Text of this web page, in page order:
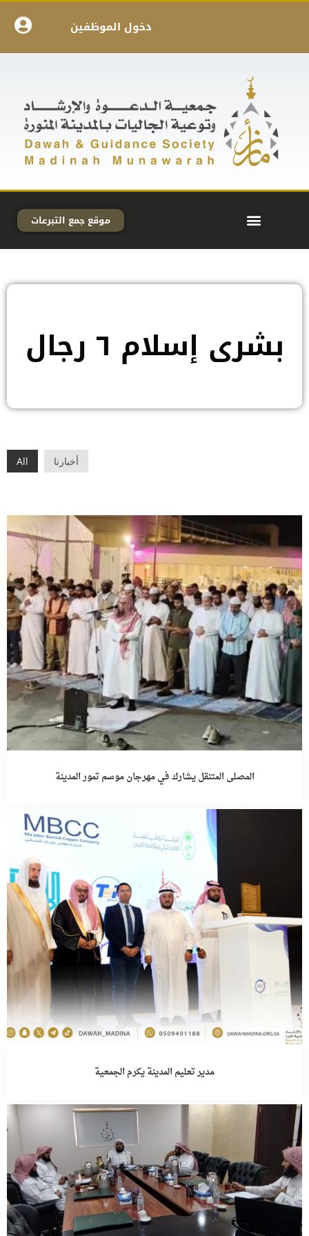
دخول الموظفين
موقع جمع التبرعات
بشرى إسلام ٦ رجال
All أخبارنا
المصلى المتنقل يشارك في مهرجان موسم تمور المدينة
مدير تعليم المدينة يكرم الجمعية